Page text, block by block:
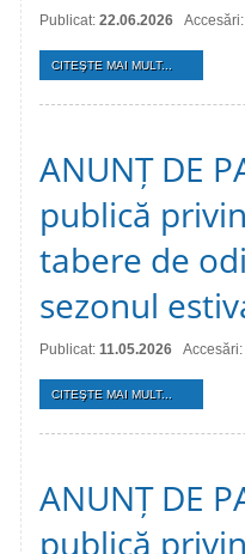
Publicat: 22.06.2026
CITEŞTE MAI MULT...
ANUNȚ DE
publică
tabere de
sezonul
Publicat: 11.05.2026
CITEŞTE MAI MULT...
ANUNȚ DE
publică